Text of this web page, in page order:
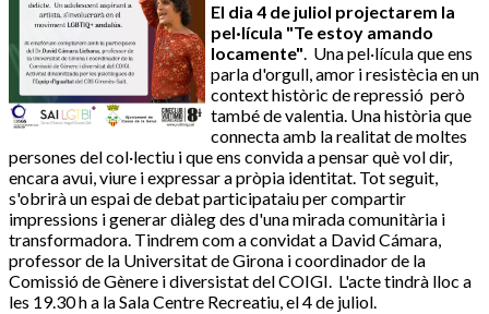
El dia 4 de juliol projectarem la
pel·lícula "Te estoy amando
locamente". Una pel·lícula que ens
parla d'orgull, amor i resistècia en un
context històric de repressió però
també de valentia. Una història que
connecta amb la realitat de moltes
persones del col·lectiu i que ens convida a pensar què vol dir,
encara avui, viure i expressar a pròpia identitat. Tot seguit,
s'obrirà un espai de debat participataiu per compartir
impressions i generar diàleg des d'una mirada comunitària i
transformadora. Tindrem com a convidat a David Cámara,
professor de la Universitat de Girona i coordinador de la
Comissió de Gènere i diversistat del COIGI. L'acte tindrà lloc a
les 19.30 h a la Sala Centre Recreatiu, el 4 de juliol.